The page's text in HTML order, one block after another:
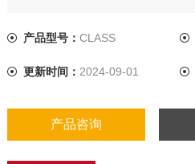
产品型号： CLASS
更新时间： 2024-09-01
产品咨询